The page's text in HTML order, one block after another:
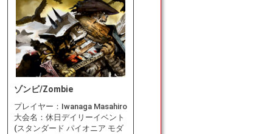
ゾンビ/Zombie
プレイヤー： Iwanaga Masahiro
大会名： 休日デイリーイベント
(スタンダード パイオニア モダ